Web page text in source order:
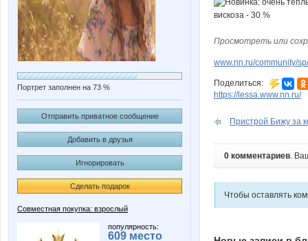
Портрет заполнен на 73 %
Отправить приватное сообщение
Добавить в друзья
Игнорировать
Сделать подарок
Совместная покупка: взрослый
популярность:
609 место
Просмотреть или
www.nn.ru/community/
Поделиться:
https://lessa.www.nn.ru/
Пристрой Бижу за
0 комментариев.
Чтобы оставлять